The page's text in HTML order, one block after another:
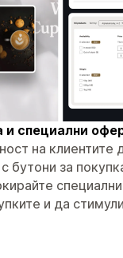
и специални
на клиентите
бутони за
и да